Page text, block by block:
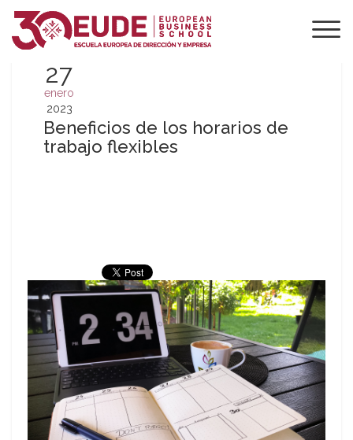
27
enero
2023
Beneficios de los horarios de
trabajo flexibles